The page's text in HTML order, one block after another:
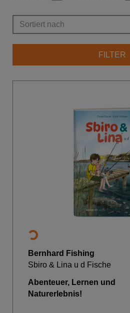
FILTER
Sortiert nach
Bernhard Fishing
Sbiro & Lina u d Fische
Abenteuer, Lernen und
Naturerlebnis!